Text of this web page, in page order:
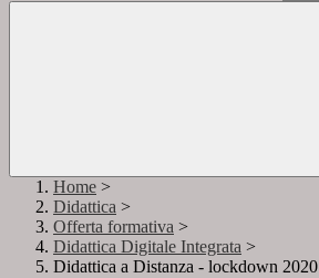
Home >
Didattica >
Offerta formativa >
Didattica Digitale Integrata >
Didattica a Distanza - lockdown 2020